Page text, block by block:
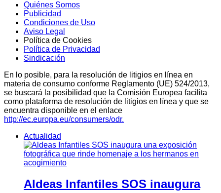
Quiénes Somos
Publicidad
Condiciones de Uso
Aviso Legal
Política de Cookies
Política de Privacidad
Sindicación
En lo posible, para la resolución de litigios en línea en
materia de consumo conforme Reglamento (UE) 524/2013,
se buscará la posibilidad que la Comisión Europea facilita
como plataforma de resolución de litigios en línea y que se
encuentra disponible en el enlace
http://ec.europa.eu/consumers/odr.
Actualidad
Aldeas Infantiles SOS inaugura